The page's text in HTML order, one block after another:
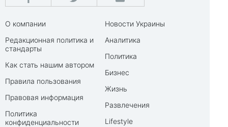
О компании
Редакционная политика и
стандарты
Как стать нашим автором
Правила пользования
Правовая информация
Политика
конфиденциальности
Новости Украины
Аналитика
Политика
Бизнес
Жизнь
Развлечения
Lifestyle